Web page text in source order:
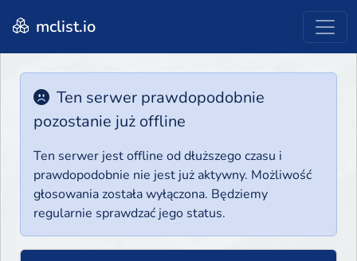
mclist.io
Ten serwer prawdopodobnie
pozostanie już offline
Ten serwer jest offline od dłuższego czasu i
prawdopodobnie nie jest już aktywny. Możliwość
głosowania została wyłączona. Będziemy
regularnie sprawdzać jego status.